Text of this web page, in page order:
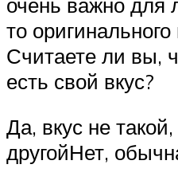
то
Считаете ли вы,
есть свой вкус?
Да, вкус не
другойНет,